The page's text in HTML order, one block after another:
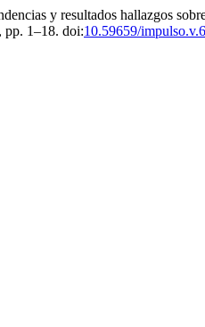
y resultados hallazgos
pp. 1–18. doi:10.59659/